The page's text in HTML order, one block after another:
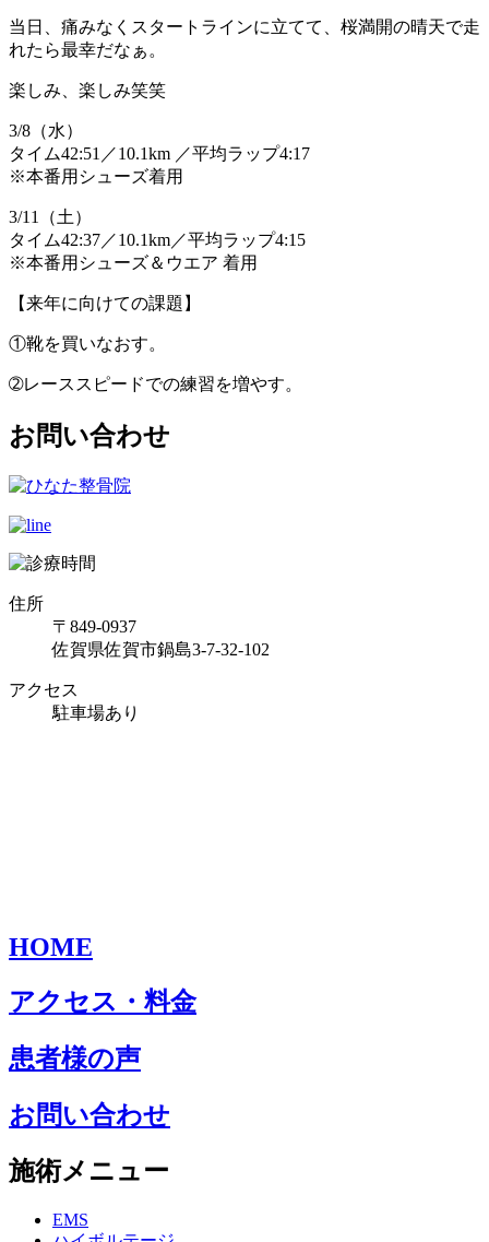
当日、痛みなくスタートラインに立てて、桜満開の晴天で走
れたら最幸だなぁ。
楽しみ、楽しみ笑笑
3/8（水）
タイム42:51／10.1km ／平均ラップ4:17
※本番用シューズ着用
3/11（土）
タイム42:37／10.1km／平均ラップ4:15
※本番用シューズ＆ウエア 着用
【来年に向けての課題】
①靴を買いなおす。
➁レーススピードでの練習を増やす。
お問い合わせ
住所
〒849-0937
佐賀県佐賀市鍋島3-7-32-102
アクセス
駐車場あり
HOME
アクセス・料金
患者様の声
お問い合わせ
施術メニュー
EMS